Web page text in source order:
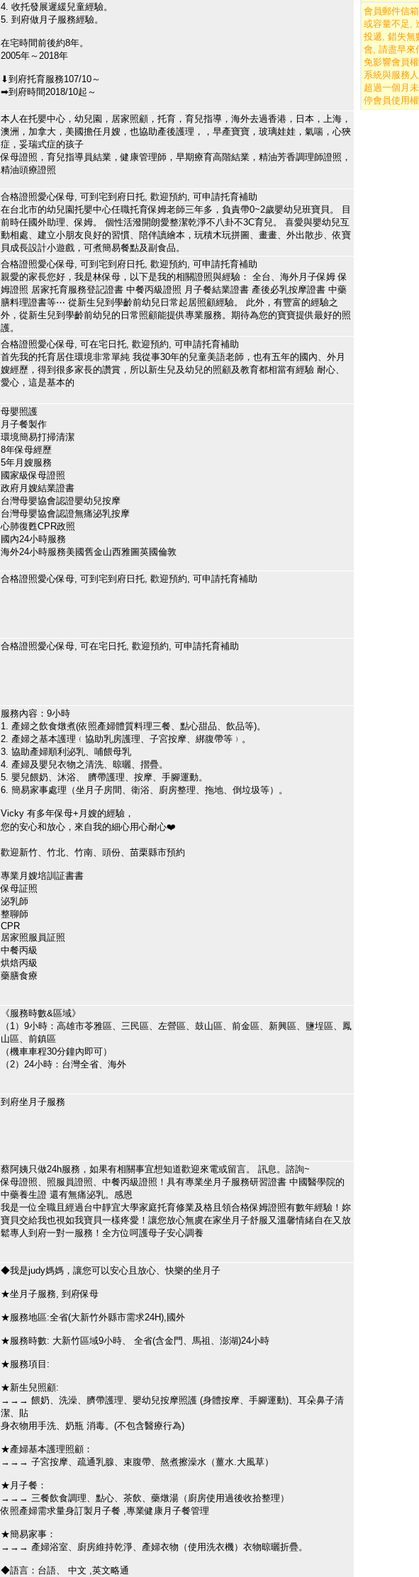
4. 收托發展遲緩兒童經驗。
5. 到府做月子服務經驗。
在宅時間前後約8年。
2005年～2018年
⬇到府托育服務107/10～
➡到府時間2018/10起～
本人在托嬰中心，幼兒園，居家照顧，托育，育兒指導，海外去過香港，日本，上海，
澳洲，加拿大，美國擔任月嫂，也協助產後護理，，早產寶寶，玻璃娃娃，氣喘，心狹
症，妥瑞式症的孩子
保母證照，育兒指導員結業，健康管理師，早期療育高階結業，精油芳香調理師證照，
精油頭療證照
合格證照愛心保母, 可到宅到府日托, 歡迎預約, 可申請托育補助
在台北市的幼兒園托嬰中心任職托育保姆老師三年多，負責帶0~2歲嬰幼兒班寶貝。 目
前時任國外助理、保姆。 個性活潑開朗愛整潔乾淨不八卦不3C育兒。 喜愛與嬰幼兒互
動相處、建立小朋友良好的習慣、陪伴讀繪本，玩積木玩拼圖、畫畫、外出散步、依寶
貝成長設計小遊戲，可煮簡易餐點及副食品。
合格證照愛心保母, 可到宅到府日托, 歡迎預約, 可申請托育補助
親愛的家長您好，我是林保母，以下是我的相關證照與經驗： 全台、海外月子保姆 保
姆證照 居家托育服務登記證書 中餐丙級證照 月子餐結業證書 產後必乳按摩證書 中藥
膳料理證書等⋯ 從新生兒到學齡前幼兒日常起居照顧經驗。 此外，有豐富的經驗之
外，從新生兒到學齡前幼兒的日常照顧能提供專業服務。期待為您的寶寶提供最好的照
護。
合格證照愛心保母, 可在宅日托, 歡迎預約, 可申請托育補助
首先我的托育居住環境非常單純 我從事30年的兒童美語老師，也有五年的國內、外月
嫂經歷，得到很多家長的讚賞，所以新生兒及幼兒的照顧及教育都相當有經驗 耐心、
愛心，這是基本的
母嬰照護
月子餐製作
環境簡易打掃清潔
8年保母經歷
5年月嫂服務
國家級保母證照
政府月嫂結業證書
台灣母嬰協會認證嬰幼兒按摩
台灣母嬰協會認證無痛泌乳按摩
心肺復甦CPR政照
國內24小時服務
海外24小時服務美國舊金山西雅圖英國倫敦
合格證照愛心保母, 可到宅到府日托, 歡迎預約, 可申請托育補助
合格證照愛心保母, 可在宅日托, 歡迎預約, 可申請托育補助
服務內容：9小時
1. 產婦之飲食燉煮(依照產婦體質料理三餐、點心甜品、飲品等)。
2. 產婦之基本護理﹙協助乳房護理、子宮按摩、綁腹帶等﹚。
3. 協助產婦順利泌乳、哺餵母乳
4. 產婦及嬰兒衣物之清洗、晾曬、摺疊。
5. 嬰兒餵奶、沐浴、 臍帶護理、按摩、手腳運動。
6. 簡易家事處理（坐月子房間、衛浴、廚房整理、拖地、倒垃圾等）。
Vicky 有多年保母+月嫂的經驗，
您的安心和放心，來自我的細心用心耐心❤️
歡迎新竹、竹北、竹南、頭份、苗栗縣市預約
專業月嫂培訓証書書
保母証照
泌乳師
整聊師
CPR
居家照服員証照
中餐丙級
烘焙丙級
藥膳食療
《服務時數&區域》
（1）9小時：高雄市苓雅區、三民區、左營區、鼓山區、前金區、新興區、鹽埕區、鳳
山區、前鎮區
（機車車程30分鐘內即可）
（2）24小時：台灣全省、海外
到府坐月子服務
蔡阿姨只做24h服務，如果有相關事宜想知道歡迎來電或留言。 訊息。諮詢~
保母證照、照服員證照、中餐丙級證照！具有專業坐月子服務研習證書 中國醫學院的
中藥養生證 還有無痛泌乳。感恩
我是一位全職且經過台中靜宜大學家庭托育修業及格且領合格保姆證照有數年經驗！妳
寶貝交給我也視如我寶貝一樣疼愛！讓您放心無虞在家坐月子舒服又溫馨情緒自在又放
鬆專人到府一對一服務！全方位呵護母子安心調養
◆我是judy媽媽，讓您可以安心且放心、快樂的坐月子
★坐月子服務, 到府保母
★服務地區:全省(大新竹外縣市需求24H),國外
★服務時數: 大新竹區域9小時、 全省(含金門、馬祖、澎湖)24小時
★服務項目:
★新生兒照顧:
→→→ 餵奶、洗澡、臍帶護理、嬰幼兒按摩照護 (身體按摩、手腳運動)、耳朵鼻子清
潔、貼
身衣物用手洗、奶瓶 消毒。(不包含醫療行為)
★產婦基本護理照顧：
→→→ 子宮按摩、疏通乳腺、束腹帶、熬煮擦澡水（薑水.大風草）
★月子餐：
→→→ 三餐飲食調理、點心、茶飲、藥燉湯（廚房使用過後收拾整理）
依照產婦需求量身訂製月子餐 ,專業健康月子餐管理
★簡易家事：
→→→ 產婦浴室、廚房維持乾淨、產婦衣物（使用洗衣機）衣物晾曬折疊。
◆語言：台語、 中文 ,英文略通
會員郵件信
或容量不足,
投遞, 錯失無
會, 請盡早來
免影響會員
系統與服務
超過一個月
停會員使用